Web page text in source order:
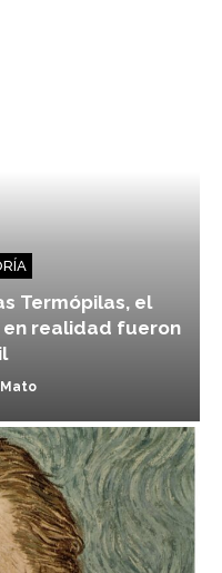
Termópilas, el
en realidad fueron